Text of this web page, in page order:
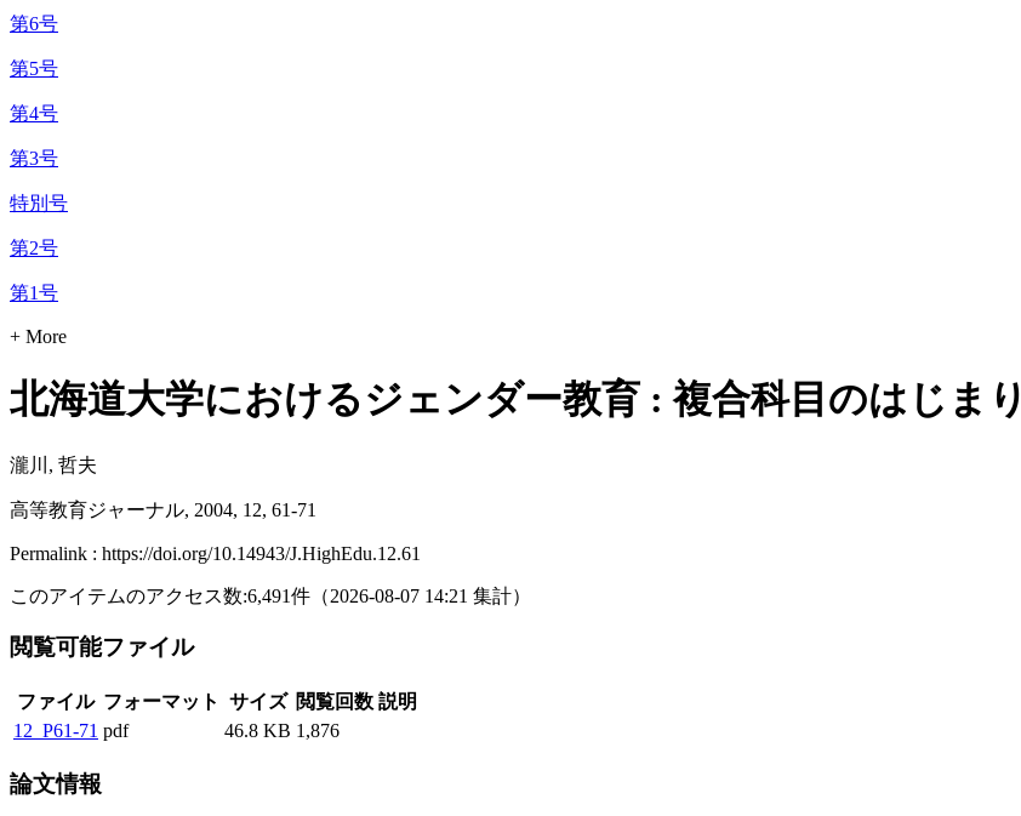
第6号
第5号
第4号
第3号
特別号
第2号
第1号
+ More
北海道大学におけるジェンダー教育 : 複合科目のはじまり
瀧川, 哲夫
高等教育ジャーナル, 2004, 12, 61-71
Permalink : https://doi.org/10.14943/J.HighEdu.12.61
このアイテムのアクセス数:6,491件 （2026-08-07 14:21 集計）
閲覧可能ファイル
ファイル フォーマット サイズ 閲覧回数 説明
12_P61-71 pdf 46.8 KB 1,876
論文情報